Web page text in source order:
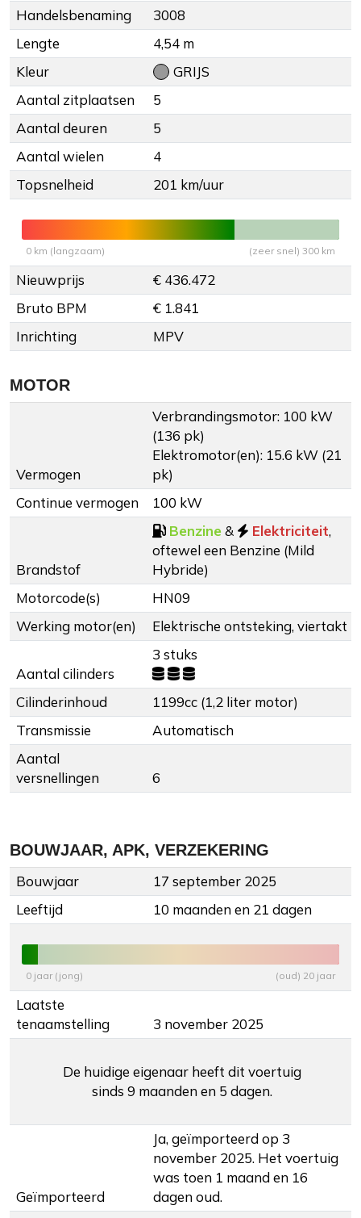
Handelsbenaming
3008
Lengte
4,54 m
Kleur
GRIJS
Aantal zitplaatsen
5
Aantal deuren
5
Aantal wielen
4
Topsnelheid
201 km/uur
0 km (langzaam) (zeer snel) 300 km
Nieuwprijs
€ 436.472
Bruto BPM
€ 1.841
Inrichting
MPV
MOTOR
Vermogen
Verbrandingsmotor: 100 kW
(136 pk)
Elektromotor(en): 15.6 kW (21
pk)
Continue vermogen
100 kW
Brandstof
Benzine& Elektriciteit,
oftewel een Benzine (Mild
Hybride)
Motorcode(s)
HN09
Werking motor(en)
Elektrische ontsteking, viertakt
Aantal cilinders
3 stuks
Cilinderinhoud
1199cc (1,2 liter motor)
Transmissie
Automatisch
Aantal
versnellingen
6
BOUWJAAR, APK, VERZEKERING
Bouwjaar
17 september 2025
Leeftijd
10 maanden en 21 dagen
0 jaar (jong) (oud) 20 jaar
Laatste
tenaamstelling
3 november 2025
De huidige eigenaar heeft dit voertuig
sinds 9 maanden en 5 dagen.
Geïmporteerd
Ja, geïmporteerd op 3
november 2025. Het voertuig
was toen 1 maand en 16
dagen oud.